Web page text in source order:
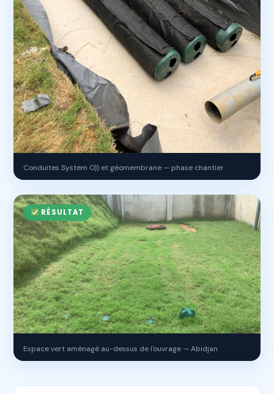
Conduites System O)) et géomembrane — phase chantier
RÉSULTAT
Espace vert aménagé au-dessus de l'ouvrage — Abidjan